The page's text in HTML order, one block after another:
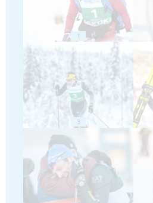
1
3